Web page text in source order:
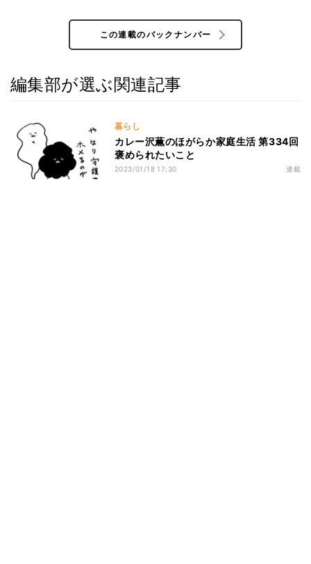
この連載のバックナンバー
編集部が選ぶ関連記事
暮らし
カレー沢薫のほがらか家庭生活 第334回
褒められたいこと
2023/01/18 17:30 連載